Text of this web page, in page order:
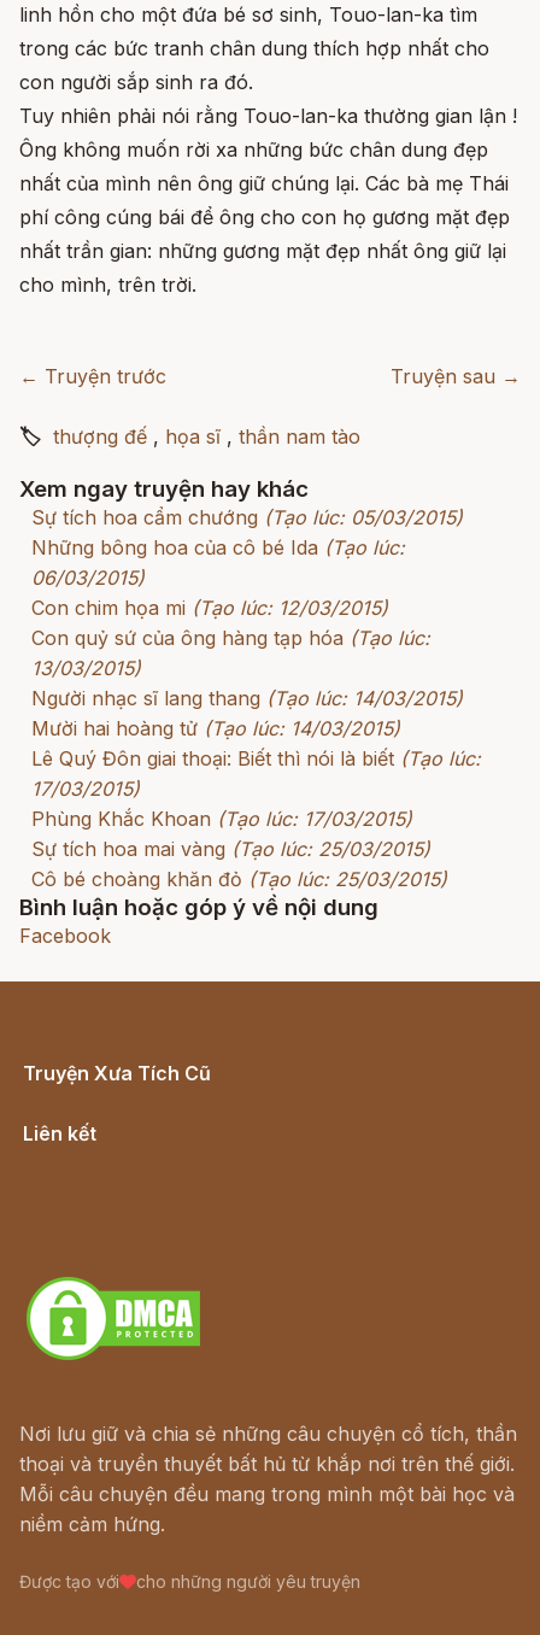
linh hồn cho một đứa bé sơ sinh, Touo-lan-ka tìm
trong các bức tranh chân dung thích hợp nhất cho
con người sắp sinh ra đó.
Tuy nhiên phải nói rằng Touo-lan-ka thường gian lận !
Ông không muốn rời xa những bức chân dung đẹp
nhất của mình nên ông giữ chúng lại. Các bà mẹ Thái
phí công cúng bái để ông cho con họ gương mặt đẹp
nhất trần gian: những gương mặt đẹp nhất ông giữ lại
cho mình, trên trời.
← Truyện trước Truyện sau →
🏷 thượng đế , họa sĩ, thần nam tào
Xem ngay truyện hay khác
Sự tích hoa cẩm chướng (Tạo lúc: 05/03/2015)
Những bông hoa của cô bé Ida (Tạo lúc:
06/03/2015)
Con chim họa mi (Tạo lúc: 12/03/2015)
Con quỷ sứ của ông hàng tạp hóa (Tạo lúc:
13/03/2015)
Người nhạc sĩ lang thang (Tạo lúc: 14/03/2015)
Mười hai hoàng tử (Tạo lúc: 14/03/2015)
Lê Quý Đôn giai thoại: Biết thì nói là biết (Tạo lúc:
17/03/2015)
Phùng Khắc Khoan (Tạo lúc: 17/03/2015)
Sự tích hoa mai vàng (Tạo lúc: 25/03/2015)
Cô bé choàng khăn đỏ (Tạo lúc: 25/03/2015)
Bình luận hoặc góp ý về nội dung
Facebook
Truyện Xưa Tích Cũ
Liên kết
Nơi lưu giữ và chia sẻ những câu chuyện cổ tích, thần
thoại và truyền thuyết bất hủ từ khắp nơi trên thế giới.
Mỗi câu chuyện đều mang trong mình một bài học và
niềm cảm hứng.
Được tạo với cho những người yêu truyện